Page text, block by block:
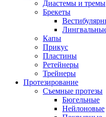
Диастемы и тремы
Брекеты
Капы
Прикус
Пластины
Ретейнеры
Трейнеры
Протезирование
Съемные протезы
Бюгельные
Нейлоновые